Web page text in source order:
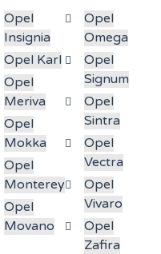
Opel
Insignia
Opel Karl
Opel
Meriva
Opel
Mokka
Opel
Monterey
Opel
Movano
Opel
Omega
Opel
Signum
Opel
Sintra
Opel
Vectra
Opel
Vivaro
Opel
Zafira